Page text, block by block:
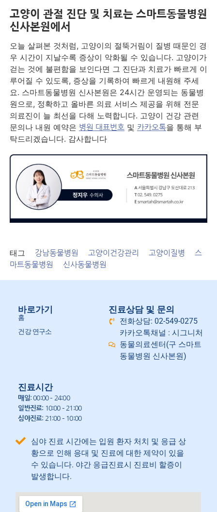
고양이 관절 진단 및 치료는 스마트동물병원
신사본원에서
오늘 살펴본 것처럼, 고양이의 절뚝거림이 질병 때문인 경
우 시간이 지날수록 증상이 악화될 수 있습니다. 고양이가
걷는 것에 불편함을 보인다면 그 진단과 치료가 빠르게 이
루어질 수 있도록, 증상을 기록하여 빠르게 내원해 주세
요. 스마트동물병원 신사본원은 24시간 운영되는 동물병
원으로, 정확하고 올바른 의료 서비스 제공을 위해 전문
의료진이 늘 최선을 다해 노력합니다. 고양이 건강 관련
문의나 내원 예약은 병원 대표번호 및 카카오톡을 통해 부
탁드리겠습니다. 감사합니다
태그 강남동물병원 고양이건강관리 고양이질병
스
마트동물병원
신사동물병원
바로가기
홈
건강 연구소
진료상담 및 문의
전화상담: 02-549-0275
카카오톡채널 : 시그니처
동물의료센터(구 스마트
동물병원 신사본원)
진료시간
매일: 00:00 – 24:00
일반진료: 10:00 – 21:00
심야진료: 21:00 – 10:00
심야 진료 시간에는 입원 환자 처치 및 응급 상
황으로 인해 응대 및 진료에 대한 제약이 있을
수 있습니다. 야간 응급진료시 진료비 할증이
발생합니다.